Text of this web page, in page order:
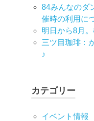
84みんなのダ
催時の利用に
明日から8月
三ツ目珈琲：
♪
カテゴリー
イベント情報